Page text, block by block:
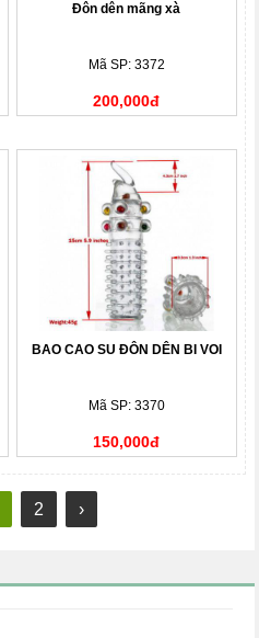
Đôn dên mãng xà
Mã SP: 3372
200,000đ
BAO CAO SU ĐÔN DÊN BI VOI
Mã SP: 3370
150,000đ
2 ›